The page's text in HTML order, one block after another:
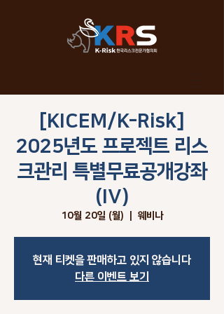
글쓰기
[KICEM/K-Risk]
2025년도 프로젝트 리스
크관리 특별무료공개강좌
(IV)
10월 20일 (월) 웨비나
현재 티켓을 판매하고 있지 않습니다
다른 이벤트 보기